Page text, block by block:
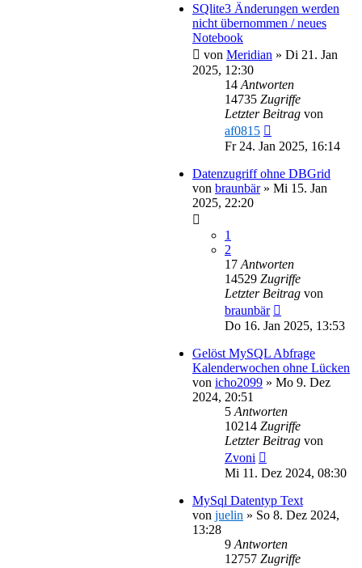
SQlite3 Änderungen werden
nicht übernommen / neues
Notebook
von Meridian » Di 21. Jan
2025, 12:30
14 Antworten
14735 Zugriffe
Letzter Beitrag von
af0815
Fr 24. Jan 2025, 16:14
Datenzugriff ohne DBGrid
von braunbär» Mi 15. Jan
2025, 22:20
1
2
17 Antworten
14529 Zugriffe
Letzter Beitrag von
braunbär
Do 16. Jan 2025, 13:53
Gelöst MySQL Abfrage
Kalenderwochen ohne Lücken
von icho2099 » Mo 9. Dez
2024, 20:51
5 Antworten
10214 Zugriffe
Letzter Beitrag von
Zvoni
Mi 11. Dez 2024, 08:30
MySql Datentyp Text
von juelin » So 8. Dez 2024,
13:28
9 Antworten
12757 Zugriffe